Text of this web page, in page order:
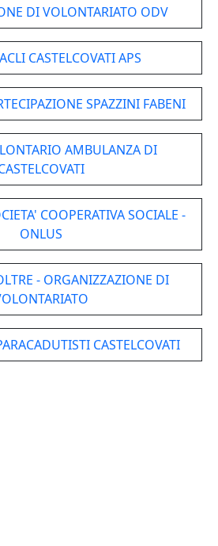
DI VOLONTARIATO ODV
CASTELCOVATI APS
SPAZZINI FABENI
AMBULANZA DI
COOPERATIVA SOCIALE -
ONLUS
- ORGANIZZAZIONE DI
CASTELCOVATI